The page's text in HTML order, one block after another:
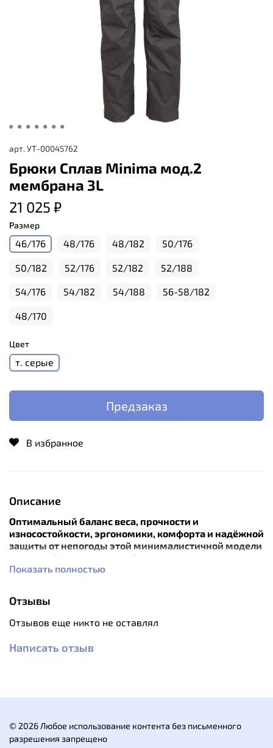
арт. УТ-00045762
Брюки Сплав Minima мод.2
мембрана 3L
21 025 ₽
Размер
46/176 48/176 48/182 50/176
50/182 52/176 52/182 52/188
54/176 54/182 54/188 56-58/182
48/170
Цвет
т. серые
Предзаказ
В избранное
Описание
Оптимальный баланс веса, прочности и
износостойкости, эргономики, комфорта и надёжной
защиты от непогоды этой минималистичной модели
делают её очевидным выбором спортсменов и
любителей в качестве штормовых штанов для
течение всего года для любых видов спортивного
применения в горах и не только.
Анатомический крой штанов предоставляет полную
сложных условиях, позволяя полностью
если на них надеты кошки.
Особенности:
Анатомический крой.
Показать полностью
Отзывы
Отзывов еще никто не оставлял
Написать отзыв
© 2026 Любое использование контента без письменного
разрешения запрещено